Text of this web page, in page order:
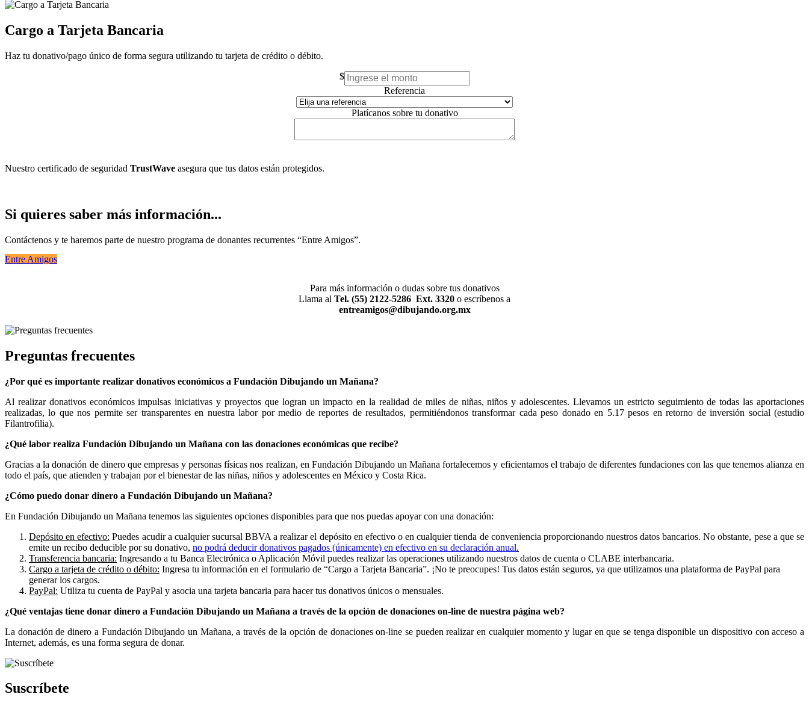
Cargo a Tarjeta Bancaria
Haz tu donativo/pago único de forma segura utilizando tu tarjeta de crédito o débito.
$
Referencia
Platícanos sobre tu donativo
Nuestro certificado de seguridad TrustWave asegura que tus datos están protegidos.
Si quieres saber más información...
Contáctenos y te haremos parte de nuestro programa de donantes recurrentes “Entre Amigos”.
Entre Amigos
Para más información o dudas sobre tus donativos
Llama al Tel. (55) 2122-5286 Ext. 3320 o escríbenos a
entreamigos@dibujando.org.mx
Preguntas frecuentes
¿Por qué es importante realizar donativos económicos a Fundación Dibujando un Mañana?
Al realizar donativos económicos impulsas iniciativas y proyectos que logran un impacto en la realidad de miles de niñas, niños y adolescentes. Llevamos un estricto seguimiento de todas las aportaciones
realizadas, lo que nos permite ser transparentes en nuestra labor por medio de reportes de resultados, permitiéndonos transformar cada peso donado en 5.17 pesos en retorno de inversión social (estudio
Filantrofilia).
¿Qué labor realiza Fundación Dibujando un Mañana con las donaciones económicas que recibe?
Gracias a la donación de dinero que empresas y personas físicas nos realizan, en Fundación Dibujando un Mañana fortalecemos y eficientamos el trabajo de diferentes fundaciones con las que tenemos alianza en
todo el país, que atienden y trabajan por el bienestar de las niñas, niños y adolescentes en México y Costa Rica.
¿Cómo puedo donar dinero a Fundación Dibujando un Mañana?
En Fundación Dibujando un Mañana tenemos las siguientes opciones disponibles para que nos puedas apoyar con una donación:
Depósito en efectivo: Puedes acudir a cualquier sucursal BBVA a realizar el depósito en efectivo o en cualquier tienda de conveniencia proporcionando nuestros datos bancarios. No obstante, pese a que se
emite un recibo deducible por su donativo, no podrá deducir donativos pagados (únicamente) en efectivo en su declaración anual.
Transferencia bancaria: Ingresando a tu Banca Electrónica o Aplicación Móvil puedes realizar las operaciones utilizando nuestros datos de cuenta o CLABE interbancaria.
Cargo a tarjeta de crédito o débito: Ingresa tu información en el formulario de “Cargo a Tarjeta Bancaria”. ¡No te preocupes! Tus datos están seguros, ya que utilizamos una plataforma de PayPal para
generar los cargos.
PayPal: Utiliza tu cuenta de PayPal y asocia una tarjeta bancaria para hacer tus donativos únicos o mensuales.
¿Qué ventajas tiene donar dinero a Fundación Dibujando un Mañana a través de la opción de donaciones on-line de nuestra página web?
La donación de dinero a Fundación Dibujando un Mañana, a través de la opción de donaciones on-line se pueden realizar en cualquier momento y lugar en que se tenga disponible un dispositivo con acceso a
Internet, además, es una forma segura de donar.
Suscríbete